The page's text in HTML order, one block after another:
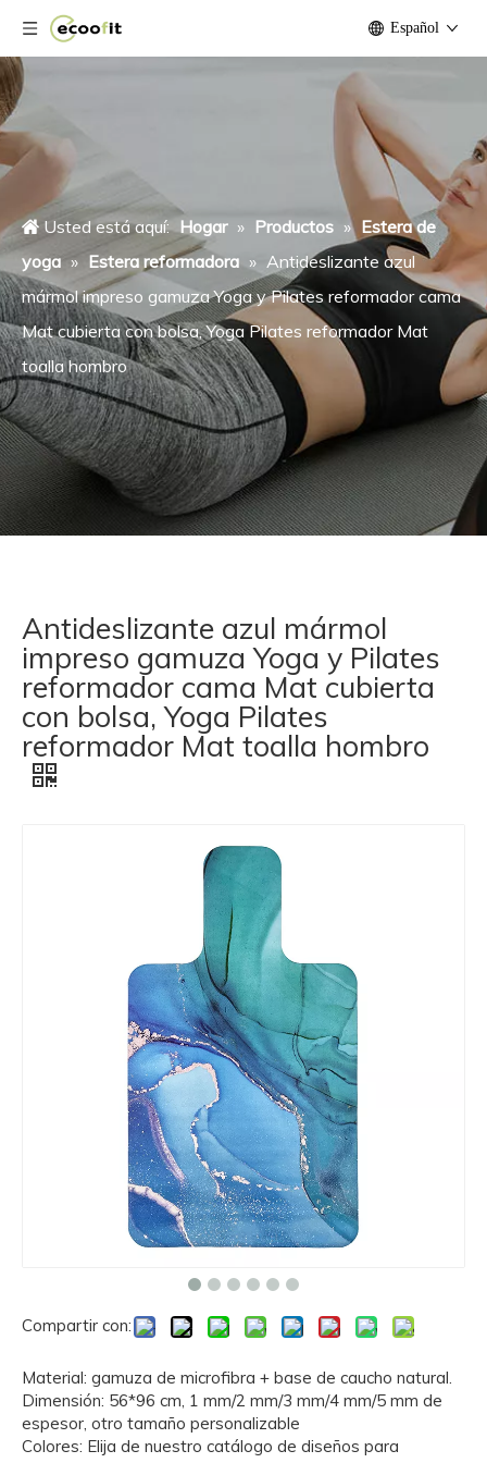
Español
Usted está aquí: Hogar » Productos » Estera de
yoga » Estera reformadora » Antideslizante azul
mármol impreso gamuza Yoga y Pilates reformador cama
Mat cubierta con bolsa, Yoga Pilates reformador Mat
toalla hombro
Antideslizante azul mármol
impreso gamuza Yoga y Pilates
reformador cama Mat cubierta
con bolsa, Yoga Pilates
reformador Mat toalla hombro
Compartir con:
Material: gamuza de microfibra + base de caucho natural.
Dimensión: 56*96 cm, 1 mm/2 mm/3 mm/4 mm/5 mm de
espesor, otro tamaño personalizable
Colores: Elija de nuestro catálogo de diseños para